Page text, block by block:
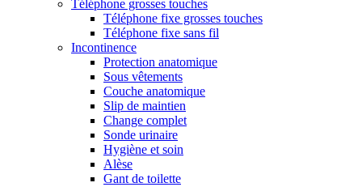
Téléphone grosses touches
Téléphone fixe grosses touches
Téléphone fixe sans fil
Incontinence
Protection anatomique
Sous vêtements
Couche anatomique
Slip de maintien
Change complet
Sonde urinaire
Hygiène et soin
Alèse
Gant de toilette